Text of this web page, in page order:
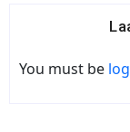
You must be